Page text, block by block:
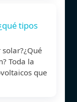
tipos
Toda la
que